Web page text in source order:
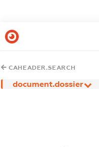
CAHEADER.SEARCH
document.dossier